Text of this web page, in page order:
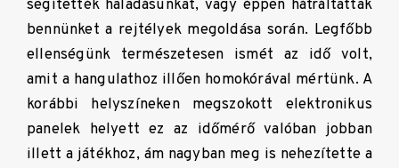
segítették haladásunkat, vagy éppen hátráltattak
bennünket a rejtélyek megoldása során. Legfőbb
ellenségünk természetesen ismét az idő volt,
amit a hangulathoz illően homokórával mértünk. A
korábbi helyszíneken megszokott elektronikus
panelek helyett ez az időmérő valóban jobban
illett a játékhoz, ám nagyban meg is nehezítette a